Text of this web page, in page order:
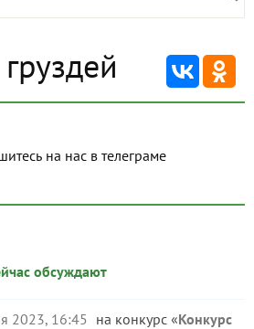
Подпишитесь на нас в телеграме
обсуждают
2023, 16:45 на конкурс «Конкурс